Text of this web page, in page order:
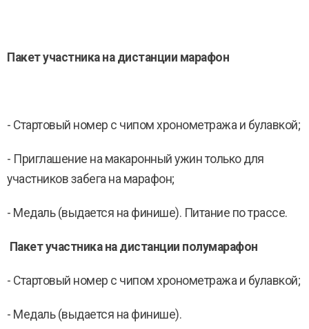
Пакет участника на дистанции марафон
- Стартовый номер с чипом хронометража и булавкой;
- Приглашение на макаронный ужин только для
участников забега на марафон;
- Медаль (выдается на финише). Питание по трассе.
Пакет участника на дистанции полумарафон
- Стартовый номер с чипом хронометража и булавкой;
- Медаль (выдается на финише).